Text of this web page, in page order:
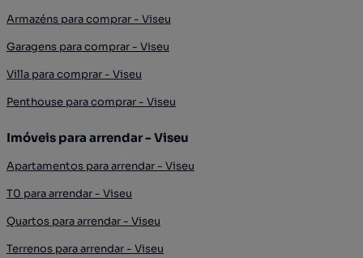
Armazéns para comprar - Viseu
Garagens para comprar - Viseu
Villa para comprar - Viseu
Penthouse para comprar - Viseu
Imóveis para arrendar - Viseu
Apartamentos para arrendar - Viseu
T0 para arrendar - Viseu
Quartos para arrendar - Viseu
Terrenos para arrendar - Viseu